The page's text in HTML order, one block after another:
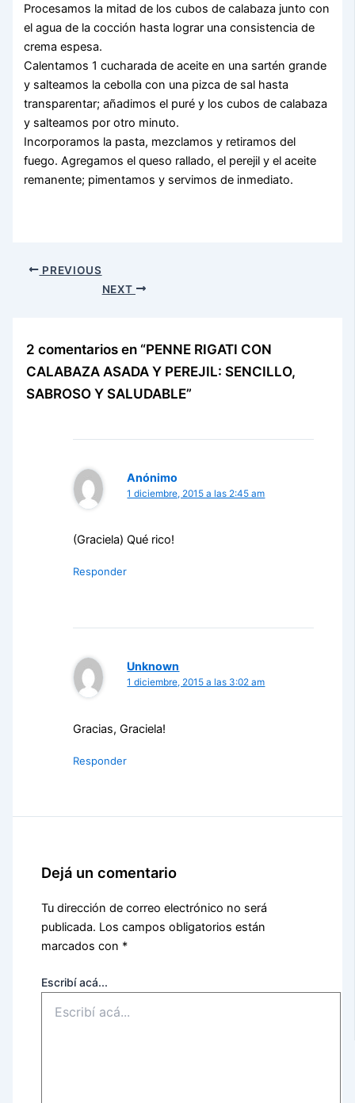
Procesamos la mitad de los cubos de calabaza junto con
el agua de la cocción hasta lograr una consistencia de
crema espesa.
Calentamos 1 cucharada de aceite en una sartén grande
y salteamos la cebolla con una pizca de sal hasta
transparentar; añadimos el puré y los cubos de calabaza
y salteamos por otro minuto.
Incorporamos la pasta, mezclamos y retiramos del
fuego. Agregamos el queso rallado, el perejil y el aceite
remanente; pimentamos y servimos de inmediato.
PREVIOUS
NEXT
2 comentarios en “PENNE RIGATI CON
CALABAZA ASADA Y PEREJIL: SENCILLO,
SABROSO Y SALUDABLE”
Anónimo
1 diciembre, 2015 a las 2:45 am
(Graciela) Qué rico!
Responder
Unknown
1 diciembre, 2015 a las 3:02 am
Gracias, Graciela!
Responder
Dejá un comentario
Tu dirección de correo electrónico no será
publicada. Los campos obligatorios están
marcados con *
Escribí acá...